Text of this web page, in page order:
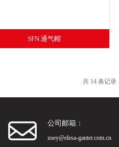
SFN.通气帽
共 14 条记
公司邮箱：
zoey@elesa-ganter.com.cn